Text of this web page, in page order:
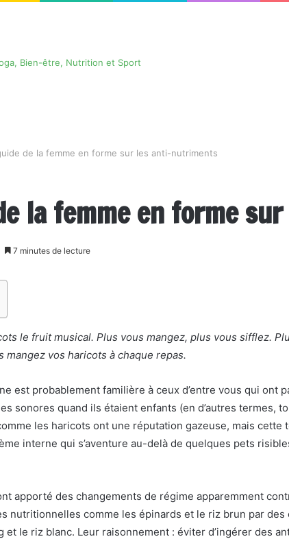
de la femme en forme sur les anti-nutriments
la femme en forme
7 minutes de lecture
le fruit musical. Plus vous mangez, plus vous sifflez.
mangez vos haricots à chaque repas.
est probablement familière à ceux d’entre vous qui ont
sonores quand ils étaient enfants (en d’autres termes,
les haricots ont une réputation gazeuse, mais cette
interne qui s’aventure au-delà de quelques pets
apporté des changements de régime apparemment
nutritionnelles comme les épinards et le riz brun par
et le riz blanc. Leur raisonnement : éviter d’ingérer des